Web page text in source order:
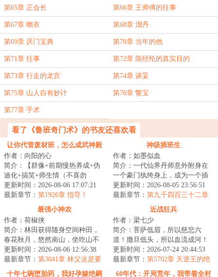
第65章 正会长 第66章 王师傅的往事
第67章 蟾衣 第68章 溜丹
第69章 厌门宝典 第70章 当年的他
第71章 往事 第72章 陈经纶的真实目的
第73章 行走的龙宫 第74章 谈妥
第75章 山人自有妙计 第76章 鳖宝
第77章 手术
看了《鲁班奇门术》的书友还喜欢看
让你代管废材班，怎么成武神殿
了
作者：向阳的心
简介：【群像+前期慢热养成+伪
迪化+搞笑+师生情（不喜勿
入）】半个月撵走三个班主任。
面对有着人均混世魔...
更新时间：2026-08-06 17:07:21
最新章节： 第1926章 指导！
神级插班生
作者：如墨似血
简介：一代仙界丹师意外附身在
一个豪门纨绔身上，成为一个插
班生，以一身神奇仙术，混迹于
美女丛中，在都...
更新时间：2026-08-05 23:56:51
最新章节： 第九千四百三十二章
最强小神农
作者：荷椒侠
简介：林田获得随身空间种田，
春花秋月，悠然南山，坐吃山不
空。他只想过好自己的小日子，
实力却不允许他...
更新时间：2026-08-06 12:56:38
最新章节： 第3041章 林父这是要
下套了
近战狂兵
作者：梁七少
简介：菩萨低眉，所以慈悲六
道！撒旦低头，所以血流成河！
以撒旦之名，专职杀戮，他要当
最强的那个男人！...
更新时间：2026-07-24 20:44:53
最新章节： 第5702章 天逆王的绝
境！
十年七碗堕胎药，我好孕嫁绝嗣
60年代：开局荒年，我带着全村